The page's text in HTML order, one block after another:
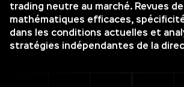
trading neutre au marché. Revues
mathématiques efficaces,
dans les conditions actuelles et
stratégies indépendantes de la